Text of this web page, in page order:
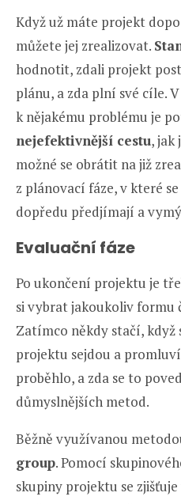
Když už máte projekt
můžete jej zrealizovat.
hodnotit, zdali projekt
plánu, a zda plní své cíle.
k nějakému problému je
nejefektivnější cestu, jak
možné se obrátit na již
z plánovací fáze, v které
dopředu předjímají a
Evaluační fáze
Po ukončení projektu je
si vybrat jakoukoliv formu
Zatímco někdy stačí, když
projektu sejdou a
proběhlo, a zda se to
důmyslnějších metod.
Běžně využívanou
group. Pomocí
skupiny projektu se